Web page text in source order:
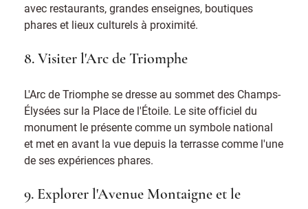
avec restaurants, grandes enseignes, boutiques
phares et lieux culturels à proximité.
8. Visiter l'Arc de Triomphe
L'Arc de Triomphe se dresse au sommet des Champs-
Élysées sur la Place de l'Étoile. Le site officiel du
monument le présente comme un symbole national
et met en avant la vue depuis la terrasse comme l'une
de ses expériences phares.
9. Explorer l'Avenue Montaigne et le